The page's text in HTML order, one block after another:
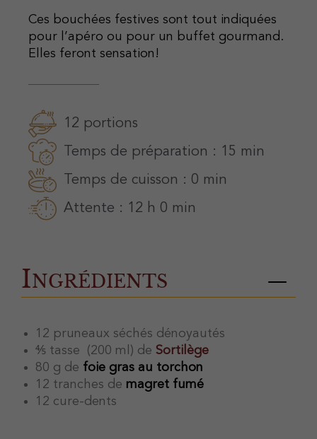
Ces bouchées festives sont tout indiquées
pour l’apéro ou pour un buffet gourmand.
Elles feront sensation!
12 portions
Temps de préparation : 15 min
Temps de cuisson : 0 min
Attente : 12 h 0 min
Ingrédients
12 pruneaux séchés dénoyautés
⅘ tasse (200 ml) de Sortilège
80 g de foie gras au torchon
12 tranches de magret fumé
12 cure-dents